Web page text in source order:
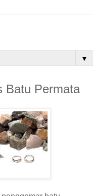
▼
Batu Permata